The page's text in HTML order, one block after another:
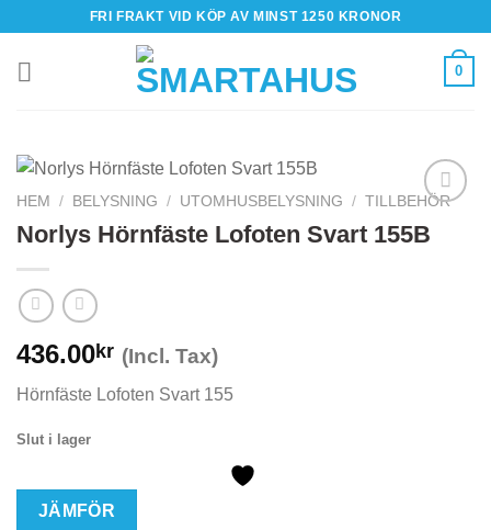
content
FRI FRAKT VID KÖP AV MINST 1250 KRONOR
0
HEM / BELYSNING / UTOMHUSBELYSNING / TILLBEHÖR
Norlys Hörnfäste Lofoten Svart 155B
436.00kr (Incl. Tax)
Hörnfäste Lofoten Svart 155
Slut i lager
JÄMFÖR